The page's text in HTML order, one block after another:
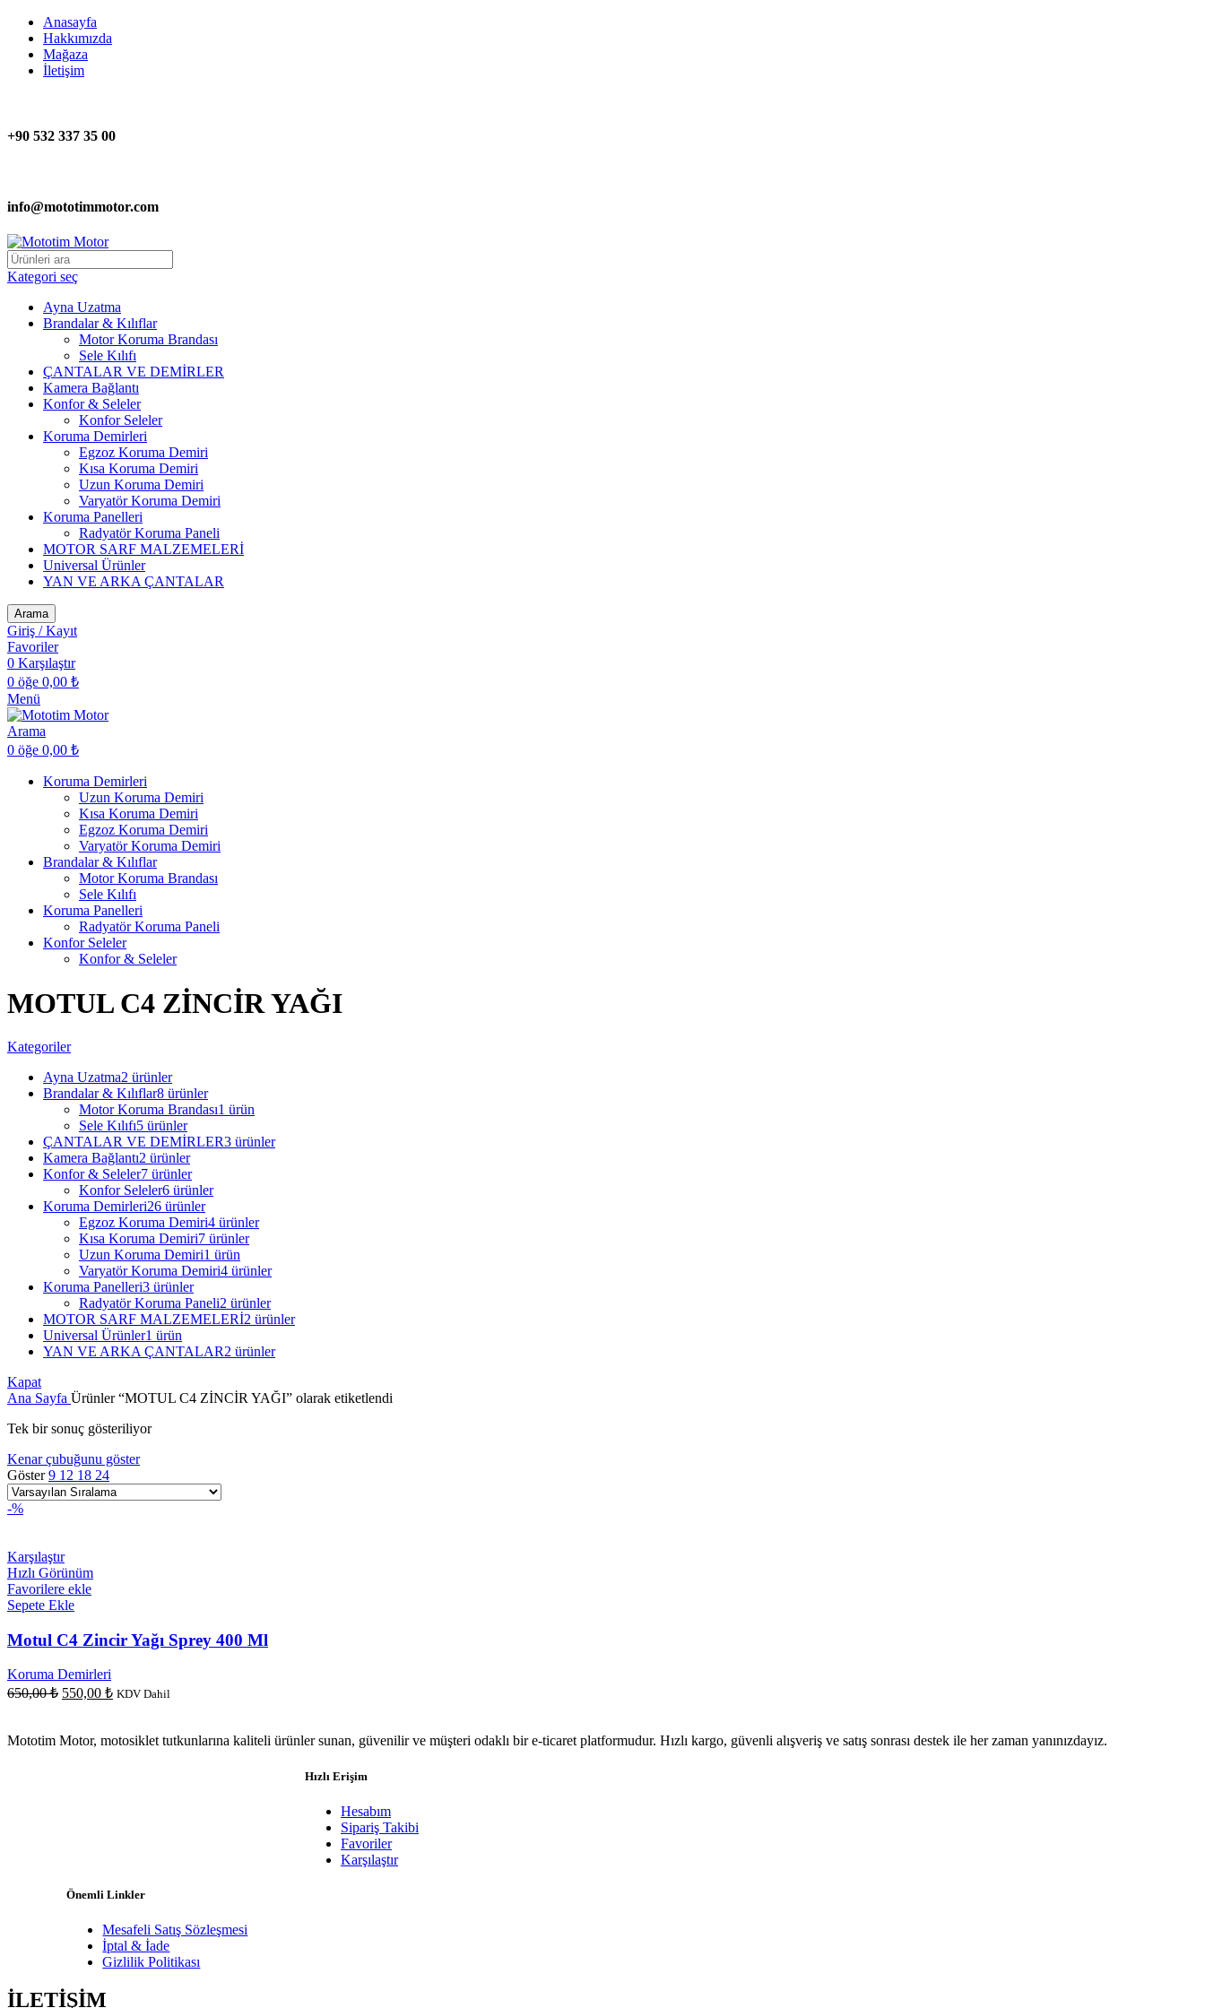
Anasayfa
Hakkımızda
Mağaza
İletişim
+90 532 337 35 00
info@mototimmotor.com
Kategori seç
Ayna Uzatma
Brandalar & Kılıflar
Motor Koruma Brandası
Sele Kılıfı
ÇANTALAR VE DEMİRLER
Kamera Bağlantı
Konfor & Seleler
Konfor Seleler
Koruma Demirleri
Egzoz Koruma Demiri
Kısa Koruma Demiri
Uzun Koruma Demiri
Varyatör Koruma Demiri
Koruma Panelleri
Radyatör Koruma Paneli
MOTOR SARF MALZEMELERİ
Universal Ürünler
YAN VE ARKA ÇANTALAR
Arama
Giriş / Kayıt
Favoriler
0 Karşılaştır
0 öğe 0,00 ₺
Menü
Arama
0 öğe 0,00 ₺
Koruma Demirleri
Uzun Koruma Demiri
Kısa Koruma Demiri
Egzoz Koruma Demiri
Varyatör Koruma Demiri
Brandalar & Kılıflar
Motor Koruma Brandası
Sele Kılıfı
Koruma Panelleri
Radyatör Koruma Paneli
Konfor Seleler
Konfor & Seleler
MOTUL C4 ZİNCİR YAĞI
Kategoriler
Ayna Uzatma2 ürünler
Brandalar & Kılıflar8 ürünler
Motor Koruma Brandası1 ürün
Sele Kılıfı5 ürünler
ÇANTALAR VE DEMİRLER3 ürünler
Kamera Bağlantı2 ürünler
Konfor & Seleler7 ürünler
Konfor Seleler6 ürünler
Koruma Demirleri26 ürünler
Egzoz Koruma Demiri4 ürünler
Kısa Koruma Demiri7 ürünler
Uzun Koruma Demiri1 ürün
Varyatör Koruma Demiri4 ürünler
Koruma Panelleri3 ürünler
Radyatör Koruma Paneli2 ürünler
MOTOR SARF MALZEMELERİ2 ürünler
Universal Ürünler1 ürün
YAN VE ARKA ÇANTALAR2 ürünler
Kapat
Ana Sayfa Ürünler “MOTUL C4 ZİNCİR YAĞI” olarak etiketlendi
Tek bir sonuç gösteriliyor
Kenar çubuğunu göster
Göster9 12 18 24
-%
Karşılaştır
Hızlı Görünüm
Favorilere ekle
Sepete Ekle
Motul C4 Zincir Yağı Sprey 400 Ml
Koruma Demirleri
650,00₺ Orijinal
550,00 ₺Şu
550,00 ₺.
KDV Dahil
Mototim Motor, motosiklet tutkunlarına kaliteli ürünler sunan, güvenilir ve müşteri odaklı bir e-ticaret platformudur. Hızlı kargo, güvenli alışveriş ve satış sonrası destek ile her zaman yanınızdayız.
Hızlı Erişim
Hesabım
Sipariş Takibi
Favoriler
Karşılaştır
Önemli Linkler
Mesafeli Satış Sözleşmesi
İptal & İade
Gizlilik Politikası
İLETİŞİM